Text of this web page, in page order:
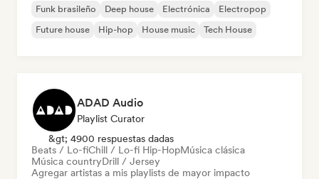
Funk brasileño Deep house Electrónica
Electropop
Future house
Hip-hop House music Tech House
ADAD Audio
Playlist Curator
&gt; 4900 respuestas dadas
Beats / Lo-fiChill / Lo-fi Hip-HopMúsica clásica
Música countryDrill / Jersey
Agregar artistas a mis playlists de mayor impacto